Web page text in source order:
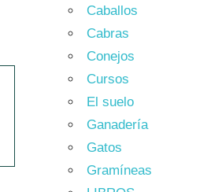
Caballos
Cabras
Conejos
Cursos
El suelo
Ganadería
Gatos
Gramíneas